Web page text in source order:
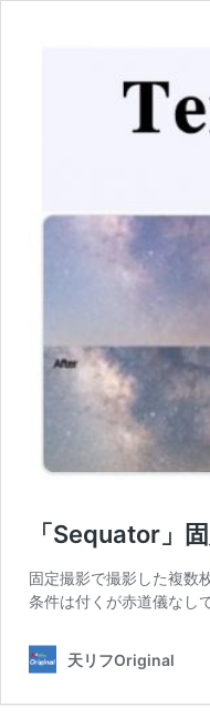
「Sequator」
固定撮影で撮影した複数
条件は付くが赤道儀なし
天リフOriginal